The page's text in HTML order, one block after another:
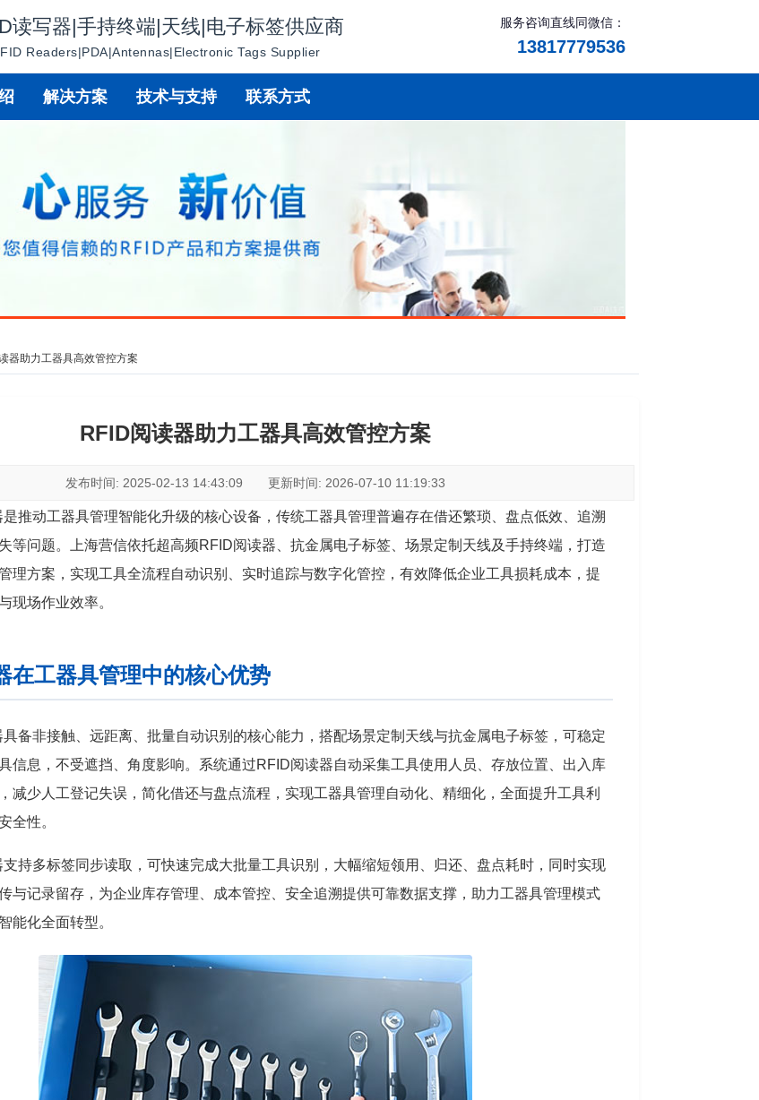
读写器|手持终端|天线|电子标签供应商
Readers|PDA|Antennas|Electronic Tags Supplier
服务咨询直线同微信：
13817779536
解决方案 技术与支持 联系方式
器助力工器具高效管控方案
RFID阅读器助力工器具高效管控方案
发布时间: 2025-02-13 14:43:09 更新时间: 2026-07-10 11:19:33
是推动工器具管理智能化升级的核心设备，传统工器具管理普遍存在借还繁琐、盘点低效、追溯
等问题。上海营信依托超高频RFID阅读器、抗金属电子标签、场景定制天线及手持终端，打造
理方案，实现工具全流程自动识别、实时追踪与数字化管控，有效降低企业工具损耗成本，提
现场作业效率。
在工器具管理中的核心优势
具备非接触、远距离、批量自动识别的核心能力，搭配场景定制天线与抗金属电子标签，可稳定
信息，不受遮挡、角度影响。系统通过RFID阅读器自动采集工具使用人员、存放位置、出入库
减少人工登记失误，简化借还与盘点流程，实现工器具管理自动化、精细化，全面提升工具利
全性。
支持多标签同步读取，可快速完成大批量工具识别，大幅缩短领用、归还、盘点耗时，同时实现
与记录留存，为企业库存管理、成本管控、安全追溯提供可靠数据支撑，助力工器具管理模式
能化全面转型。